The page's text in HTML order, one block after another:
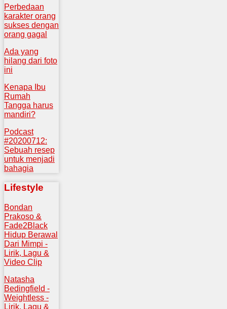
Perbedaan
karakter orang
sukses dengan
orang gagal
Ada yang
hilang dari foto
ini
Kenapa Ibu
Rumah
Tangga harus
mandiri?
Podcast
#20200712:
Sebuah resep
untuk menjadi
bahagia
Lifestyle
Bondan
Prakoso &
Fade2Black
Hidup Berawal
Dari Mimpi -
Lirik, Lagu &
Video Clip
Natasha
Bedingfield -
Weightless -
Lirik, Lagu &